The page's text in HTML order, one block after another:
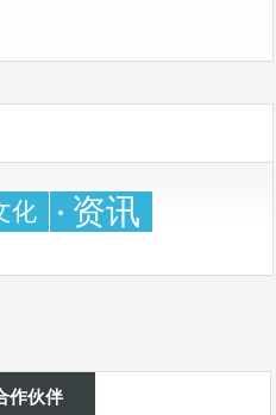
化 资讯
作伙伴